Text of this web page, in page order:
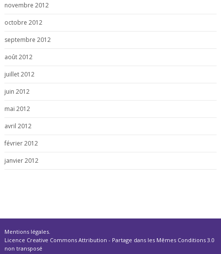
novembre 2012
octobre 2012
septembre 2012
août 2012
juillet 2012
juin 2012
mai 2012
avril 2012
février 2012
janvier 2012
Mentions légales.
Licence Creative Commons Attribution - Partage dans les Mêmes Conditions 3.0
non transposé